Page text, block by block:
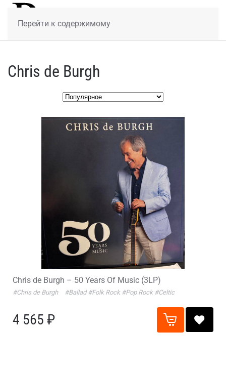
Перейти к содержимому
Chris de Burgh
Chris de Burgh – 50 Years Of Music (3LP)
#Chris de Burgh #Ballad #Folk Rock #Pop Rock #Celtic
4 565 ₽